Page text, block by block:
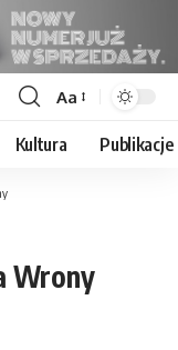
Font
Resizer
Aa
Kultura Publikacje
Wrony